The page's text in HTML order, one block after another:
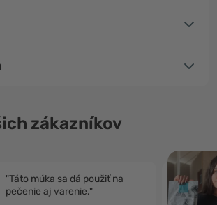
zákazníkov
"Táto múka sa dá použiť na
pečenie aj varenie."